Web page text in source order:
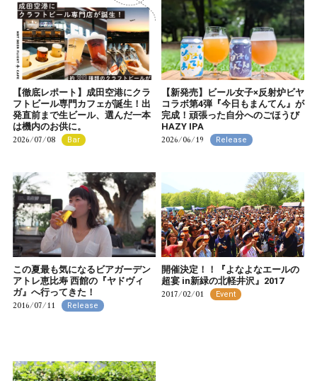
【徹底レポート】成田空港にクラ
フトビール専門カフェが誕生！出
発直前まで生ビール、選んだ一本
は機内のお供に。
2026/07/08 Bar
【新発売】ビール女子×反射炉ビヤ
コラボ第4弾『今日もまんてん』が
完成！頑張った自分へのごほうび
HAZY IPA
2026/06/19 Release
この夏最も気になるビアガーデン
アトレ恵比寿 西館の『ヤドヴィ
ガ』へ行ってきた！
2016/07/11 Release
開催決定！！『よなよなエールの
超宴 in新緑の北軽井沢』2017
2017/02/01 Event